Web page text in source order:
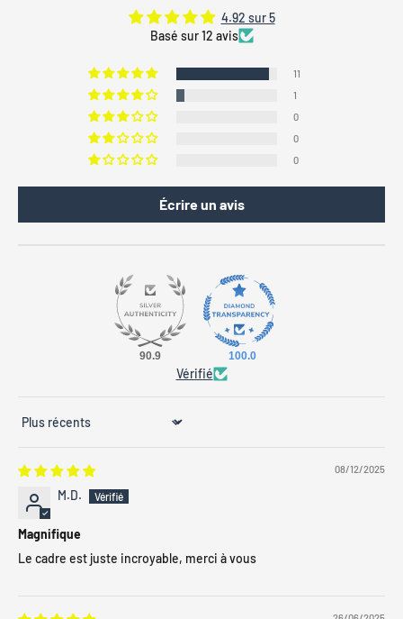
4.92 sur 5
Basé sur 12 avis
11
1
0
0
0
Écrire un avis
90.9 100.0
Vérifié
Sort by
08/12/2025
M.D.
Magnifique
Le cadre est juste incroyable, merci à vous